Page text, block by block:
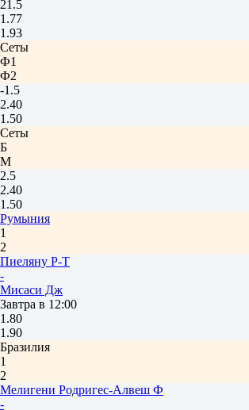
21.5
1.77
1.93
Сеты
Ф1
Ф2
-1.5
2.40
1.50
Сеты
Б
М
2.5
2.40
1.50
Румыния
1
2
Пиеляну Р-Т
-
Мисаси Дж
Завтра в 12:00
1.80
1.90
Бразилия
1
2
Мелигени Родригес-Алвеш Ф
-